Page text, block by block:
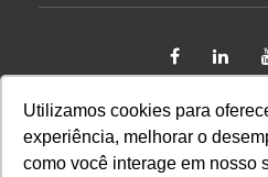
Utilizamos cookies para
experiência, melhorar o
como você interage em nosso
Copyright 2026 Kalatec
65.670.424/0001-09. Todos os